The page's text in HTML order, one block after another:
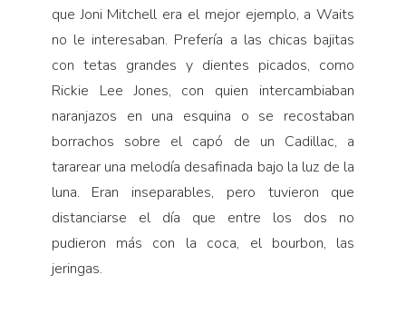
que Joni Mitchell era el mejor ejemplo, a Waits
no le interesaban. Prefería a las chicas bajitas
con tetas grandes y dientes picados, como
Rickie Lee Jones, con quien intercambiaban
naranjazos en una esquina o se recostaban
borrachos sobre el capó de un Cadillac, a
tararear una melodía desafinada bajo la luz de la
luna. Eran inseparables, pero tuvieron que
distanciarse el día que entre los dos no
pudieron más con la coca, el bourbon, las
jeringas.